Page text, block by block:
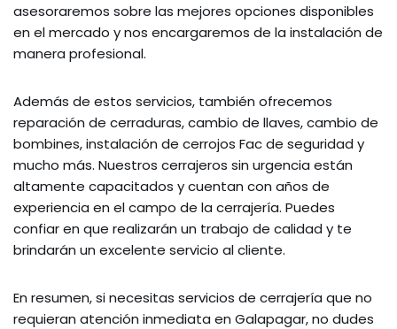
asesoraremos sobre las mejores opciones disponibles
en el mercado y nos encargaremos de la instalación de
manera profesional.
Además de estos servicios, también ofrecemos
reparación de cerraduras, cambio de llaves, cambio de
bombines, instalación de cerrojos Fac de seguridad y
mucho más. Nuestros cerrajeros sin urgencia están
altamente capacitados y cuentan con años de
experiencia en el campo de la cerrajería. Puedes
confiar en que realizarán un trabajo de calidad y te
brindarán un excelente servicio al cliente.
En resumen, si necesitas servicios de cerrajería que no
requieran atención inmediata en Galapagar, no dudes